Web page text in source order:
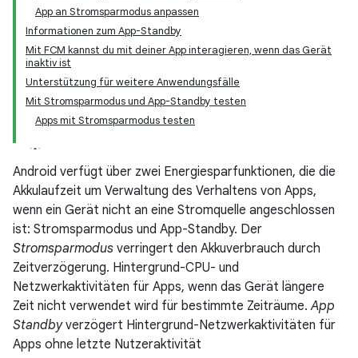
App an Stromsparmodus anpassen
Informationen zum App-Standby
Mit FCM kannst du mit deiner App interagieren, wenn das Gerät
inaktiv ist
Unterstützung für weitere Anwendungsfälle
Mit Stromsparmodus und App-Standby testen
Apps mit Stromsparmodus testen
Android verfügt über zwei Energiesparfunktionen, die die
Akkulaufzeit um Verwaltung des Verhaltens von Apps,
wenn ein Gerät nicht an eine Stromquelle angeschlossen
ist: Stromsparmodus und App-Standby. Der
Stromsparmodus verringert den Akkuverbrauch durch
Zeitverzögerung. Hintergrund-CPU- und
Netzwerkaktivitäten für Apps, wenn das Gerät längere
Zeit nicht verwendet wird für bestimmte Zeiträume.App
Standbyverzögert Hintergrund-Netzwerkaktivitäten für
Apps ohne letzte Nutzeraktivität